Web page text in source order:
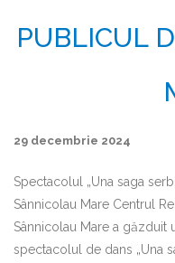
PUBLICUL
29 decembrie 2024
Spectacolul „Una saga
Sânnicolau Mare Centrul
Sânnicolau Mare a găzduit
spectacolul de dans „Una